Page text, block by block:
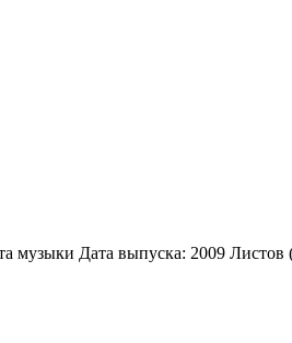
музыки Дата выпуска: 2009 Листов